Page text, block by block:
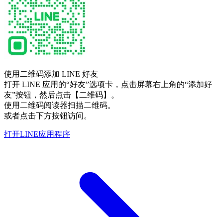
使用二维码添加 LINE 好友
打开 LINE 应用的“好友”选项卡，点击屏幕右上角的“添加好
友”按钮，然后点击【二维码】。
使用二维码阅读器扫描二维码。
或者点击下方按钮访问。
打开LINE应用程序